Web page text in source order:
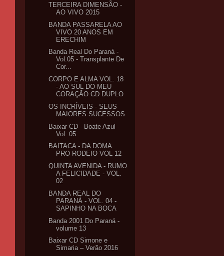
TERCEIRA DIMENSÃO -
AO VIVO 2015
BANDA PASSARELA AO
VIVO 20 ANOS EM
ERECHIM
Banda Real Do Paraná -
Vol.05 - Transplante De
Cor...
CORPO E ALMA VOL. 18
- AO SUL DO MEU
CORAÇÃO CD DUPLO
OS INCRÍVEIS - SEUS
MAIORES SUCESSOS
Baixar CD - Boate Azul -
Vol. 05
BAITACA - DA DOMA
PRO RODEIO VOL 12
QUINTA AVENIDA - RUMO
A FELICIDADE - VOL.
02
BANDA REAL DO
PARANÁ - VOL. 04 -
SAPINHO NA BOCA
Banda 2001 Do Paraná -
volume 13
Baixar CD Simone e
Simaria – Verão 2016